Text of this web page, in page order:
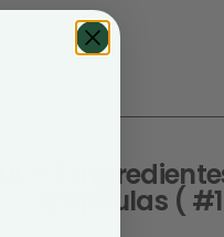
+ 7
Cápsulas (